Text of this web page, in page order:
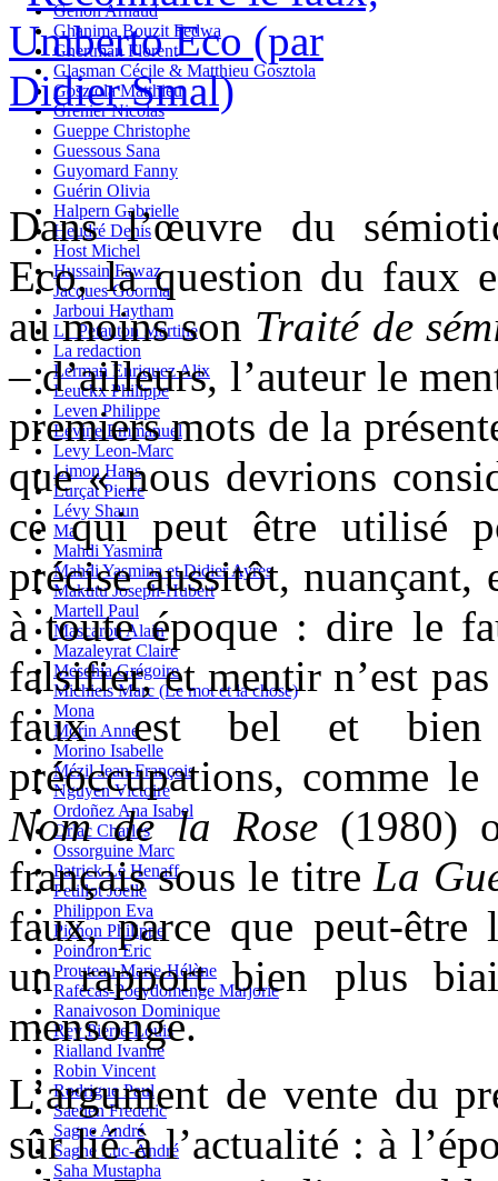
Genon Arnaud
Ghanima Bouzit Fedwa
Ghertman Florent
Glasman Cécile & Matthieu Gosztola
Gosztola Matthieu
Grenier Nicolas
Gueppe Christophe
Guessous Sana
Guyomard Fanny
Guérin Olivia
Halpern Gabrielle
Heudré Denis
Host Michel
Hussain Fawaz
Jacques Goorma
Jarboui Haytham
L_ Petauton Martine
La redaction
Lerman Enriquez Alix
Leuckx Philippe
Leven Philippe
Levine Emmanuel
Levy Leon-Marc
Limon Hans
Lurçat Pierre
Lévy Shaun
Ma
Mahdi Yasmina
Mahdi Yasmina et Didier Ayres
Makutu Joseph-Hubert
Martell Paul
Mascarou Alain
Mazaleyrat Claire
Meschia Grégoire
Michiels Marc (Le mot et la chose)
Mona
Morin Anne
Morino Isabelle
Mézil Jean-François
Nguyen Victoire
Ordoñez Ana Isabel
Orlac Charles
Ossorguine Marc
Patrick Le Henaff
Petillot Joelle
Philippon Eva
Pichon Philippe
Poindron Eric
Prouteau Marie-Hélène
Rafécas-Poeydomenge Marjorie
Ranaivoson Dominique
Rey Pierre-Louis
Rialland Ivanne
Robin Vincent
Rodrigue Paul
Saenen Frederic
Sagne André
Sagne Luc-André
Saha Mustapha
Dans l’œuvre du
Eco, la question du faux
au moins son Traité de
– d’ailleurs, l’auteur le
premiers mots de la
que « nous devrions
ce qui peut être utilisé
précise aussitôt, nuançant,
à toute époque : dire le
falsifier, et mentir n’est
faux est bel et
préoccupations, comme
Nom de la Rose (1980)
français sous le titreLa
faux, parce que peut-être
un rapport bien plus
mensonge.
L’argument de vente du
sûr lié à l’actualité : à